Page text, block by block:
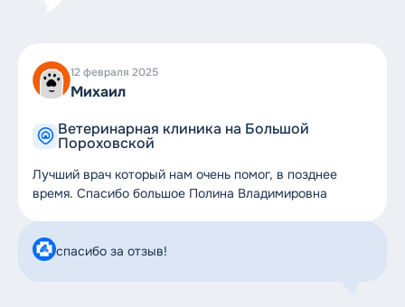
12 февраля 2025
Михаил
Ветеринарная клиника на Большой
Пороховской
Лучший врач который нам очень помог, в позднее
время. Спасибо большое Полина Владимировна
спасибо за отзыв!